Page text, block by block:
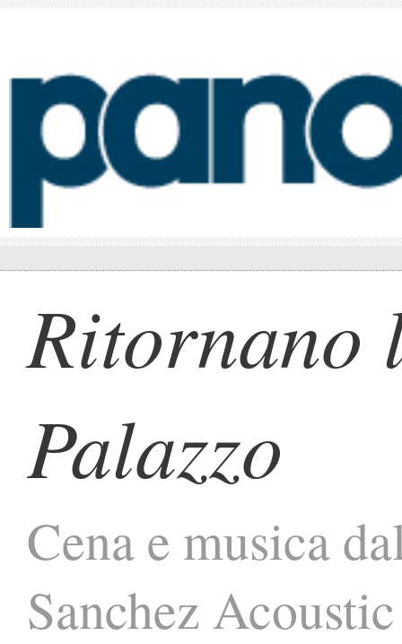
Ritornano
Palazzo
Cena e musica
Sanchez